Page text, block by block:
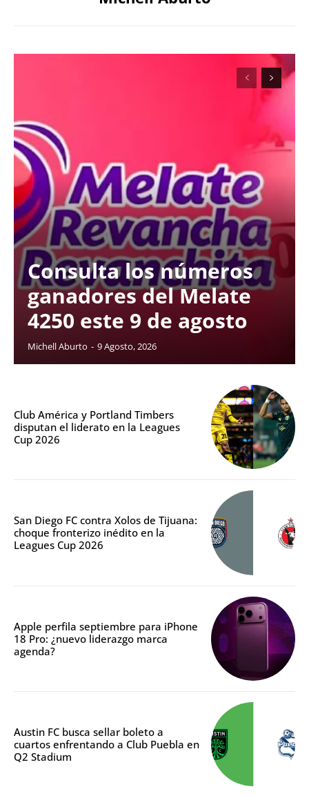
Consulta los números
ganadores del Melate
4250 este 9 de agosto
Michell Aburto - 9 Agosto, 2026
Club América y Portland Timbers
disputan el liderato en la Leagues
Cup 2026
San Diego FC contra Xolos de Tijuana:
choque fronterizo inédito en la
Leagues Cup 2026
Apple perfila septiembre para iPhone
18 Pro: ¿nuevo liderazgo marca
agenda?
Austin FC busca sellar boleto a
cuartos enfrentando a Club Puebla en
Q2 Stadium